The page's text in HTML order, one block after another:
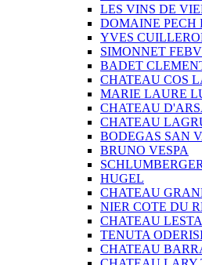
LES VINS DE
DOMAINE PECH
YVES
SIMONNET
BADET
CHATEAU COS
MARIE LAURE
CHATEAU
CHATEAU
BODEGAS SAN
BRUNO VESPA
SCHLUMBERGER
HUGEL
CHATEAU
NIER COTE DU
CHATEAU
TENUTA
CHATEAU